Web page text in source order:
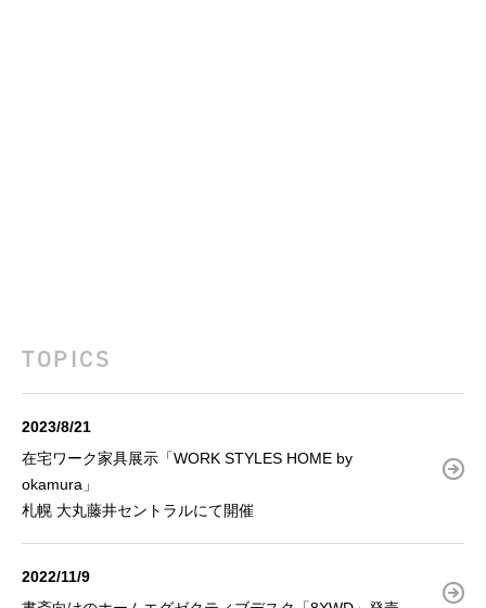
TOPICS
2023/8/21
在宅ワーク家具展示「WORK STYLES HOME by
okamura」
札幌 大丸藤井セントラルにて開催
2022/11/9